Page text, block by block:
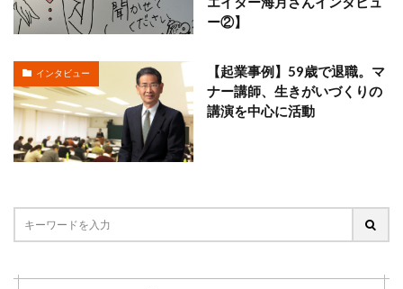
ー②】
インタビュー
【起業事例】59歳で退職。マ
ナー講師、生きがいづくりの
講演を中心に活動